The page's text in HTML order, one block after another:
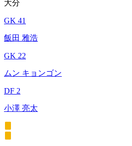
大分
GK 41
飯田 雅浩
GK 22
ムン キョンゴン
DF 2
小澤 亮太